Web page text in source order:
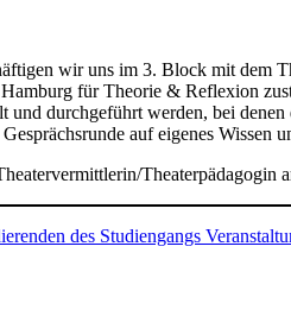
wir uns im 3. Block mit dem
für Theorie & Reflexion
durchgeführt werden, bei
auf eigenes
Theaterpädagogin
des Studiengangs